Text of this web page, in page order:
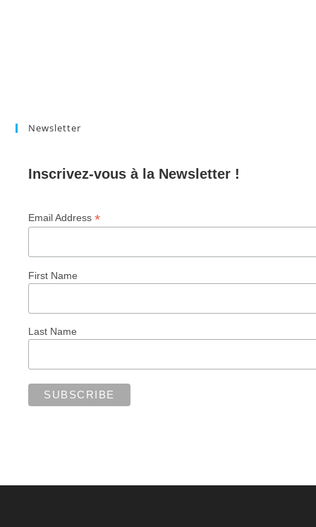
Newsletter
Inscrivez-vous à la Newsletter !
Email Address*
First Name
Last Name